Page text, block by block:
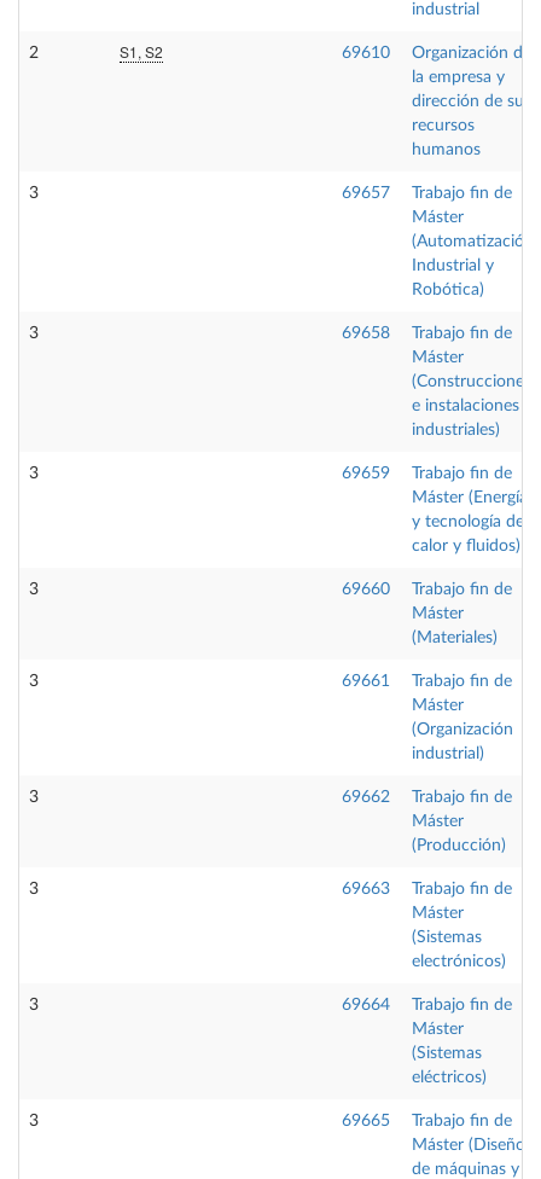
industrial
2 S1, S2 69610
Organización de
la empresa y
dirección de sus
recursos
humanos
3 69657
Trabajo fin de
Máster
(Automatización
Industrial y
Robótica)
3 69658
Trabajo fin de
Máster
(Construcciones
e instalaciones
industriales)
3 69659
Trabajo fin de
Máster (Energía
y tecnología de
calor y fluidos)
3 69660
Trabajo fin de
Máster
(Materiales)
3 69661
Trabajo fin de
Máster
(Organización
industrial)
3 69662
Trabajo fin de
Máster
(Producción)
3 69663
Trabajo fin de
Máster
(Sistemas
electrónicos)
3 69664
Trabajo fin de
Máster
(Sistemas
eléctricos)
3 69665
Trabajo fin de
Máster (Diseño
de máquinas y